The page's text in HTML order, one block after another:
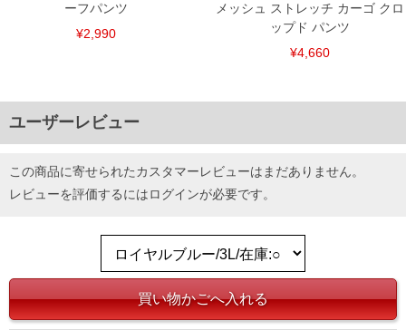
ーフパンツ
¥2,990
メッシュ ストレッチ カーゴ クロ
ップド パンツ
¥4,660
ユーザーレビュー
この商品に寄せられたカスタマーレビューはまだありません。
レビューを評価するにはログインが必要です。